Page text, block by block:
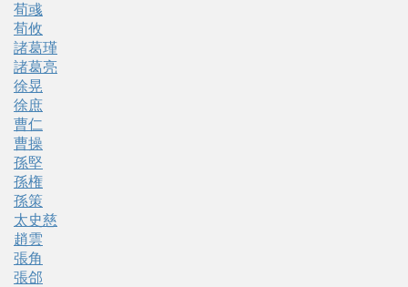
荀彧
荀攸
諸葛瑾
諸葛亮
徐晃
徐庶
曹仁
曹操
孫堅
孫権
孫策
太史慈
趙雲
張角
張郃